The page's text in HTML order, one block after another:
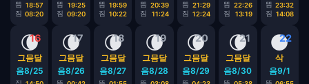
뜸 18:57
짐 08:20
뜸
19:25
짐 09:20
뜸 19:59
짐 10:22
뜸 20:39
짐
11:24
뜸 21:29
짐 12:24
뜸 22:26
짐
13:19
뜸 23:32
짐 14:08
16
🌘
그믐달
음8/25
17
🌘
그믐달
음8/26
18
🌘
그믐달
음8/27
19
🌘
그믐달
음8/28
20
🌘
그믐달
음8/29
21
🌘
그믐달
음8/30
22
🌑
삭
음9/1